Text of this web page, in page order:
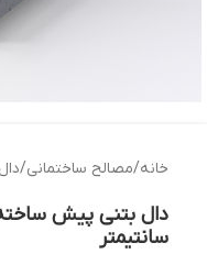
خانه/مصالح ساختمانی/
سانتیمتر